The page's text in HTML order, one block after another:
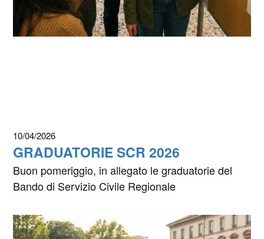
10/04/2026
GRADUATORIE SCR 2026
Buon pomeriggio, in allegato le graduatorie del
Bando di Servizio Civile Regionale